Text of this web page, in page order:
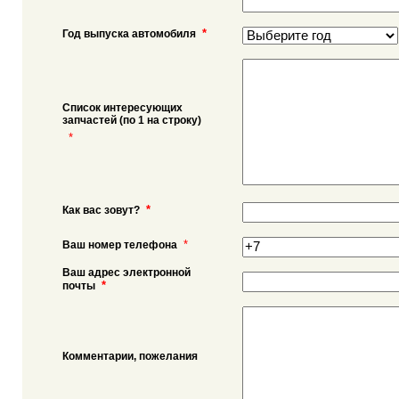
Год выпуска автомобиля *
Список интересующих
запчастей (по 1 на строку)
*
Как вас зовут? *
Ваш номер телефона *
Ваш адрес электронной
почты *
Комментарии, пожелания